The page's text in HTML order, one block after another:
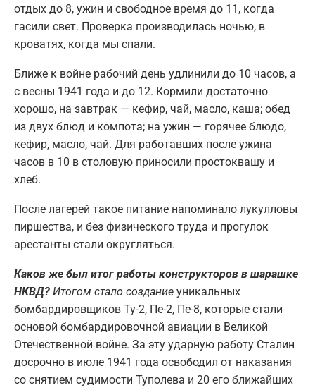
отдых до 8, ужин и свободное время до 11, когда
гасили свет. Проверка производилась ночью, в
кроватях, когда мы спали.
Ближе к войне рабочий день удлинили до 10 часов, а
с весны 1941 года и до 12. Кормили достаточно
хорошо, на завтрак — кефир, чай, масло, каша; обед
из двух блюд и компота; на ужин — горячее блюдо,
кефир, масло, чай. Для работавших после ужина
часов в 10 в столовую приносили простоквашу и
хлеб.
После лагерей такое питание напоминало лукулловы
пиршества, и без физического труда и прогулок
арестанты стали округляться.
Каков же был итог работы конструкторов в шарашке
НКВД? Итогом стало создание уникальных
бомбардировщиков Ту-2, Пе-2, Пе-8, которые стали
основой бомбардировочной авиации в Великой
Отечественной войне. За эту ударную работу Сталин
досрочно в июле 1941 года освободил от наказания
со снятием судимости Туполева и 20 его ближайших